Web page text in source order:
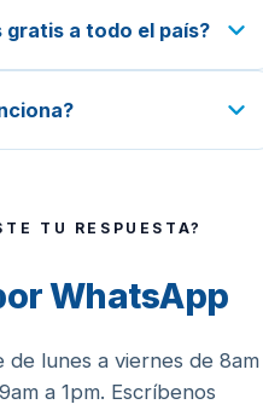
gratis a todo el país?
TU RESPUESTA?
WhatsApp
lunes a viernes de 8am
a 1pm. Escríbenos